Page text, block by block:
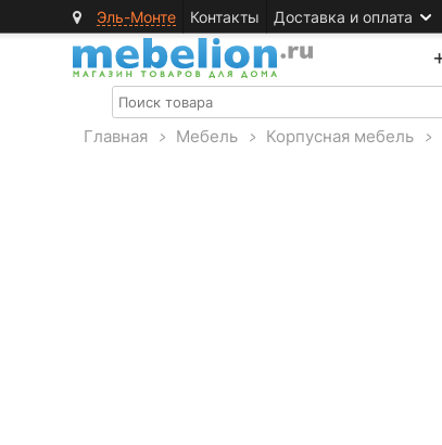
Эль-Монте Контакты Доставка и оплата
Главная > Мебель > Корпусная мебель >